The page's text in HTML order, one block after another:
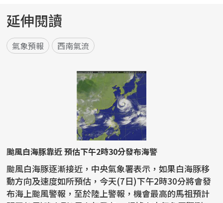
延伸閱讀
氣象預報 西南氣流
颱風白海豚靠近 預估下午2時30分發布海警
颱風白海豚逐漸接近，中央氣象署表示，如果白海豚移
動方向及速度如所預估，今天(7日)下午2時30分將會發
布海上颱風警報，至於陸上警報，機會最高的馬祖預計